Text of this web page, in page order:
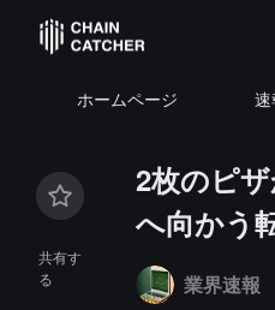
ホームページ 速
共有す
る
2枚のピ
へ向かう
地球
業界速報